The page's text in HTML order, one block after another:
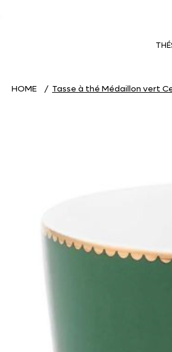
HOME / Tasse à thé Médaillon vert